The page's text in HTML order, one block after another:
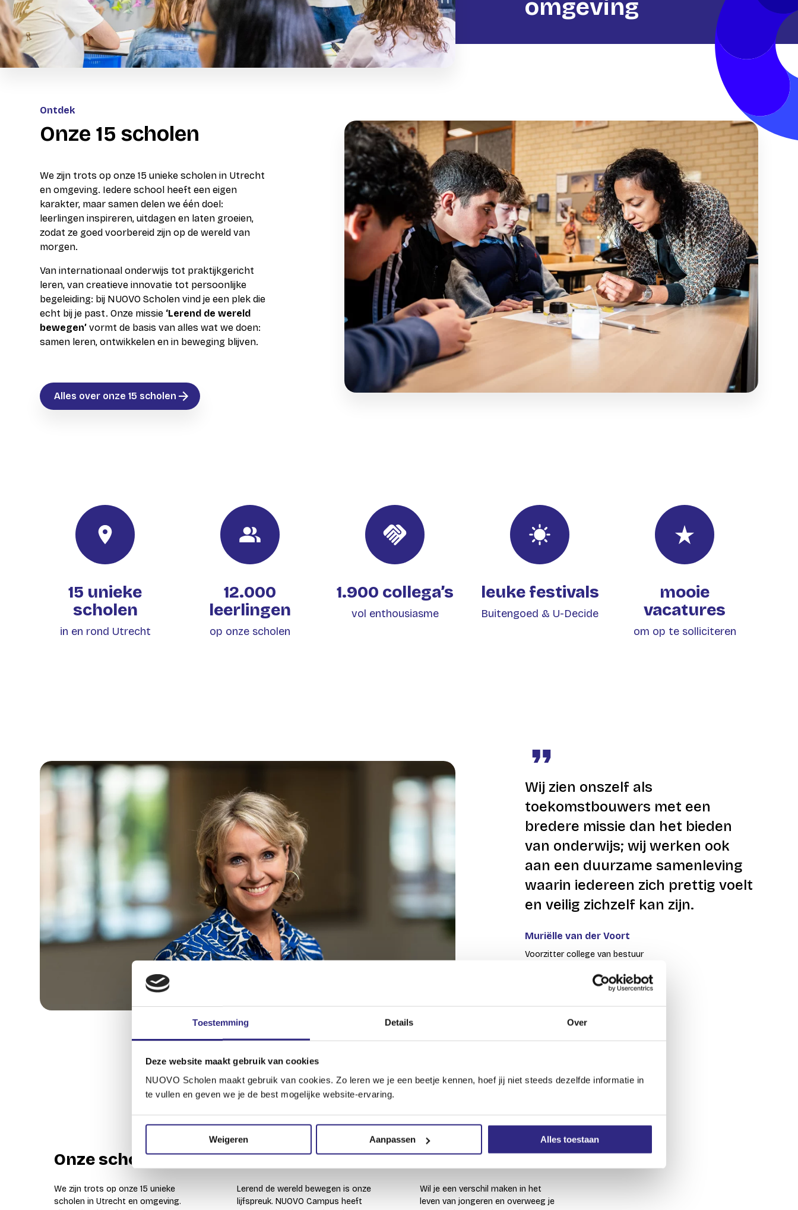
Toestemming Details Over
Deze website maakt gebruik van cookies
NUOVO Scholen maakt gebruik van cookies. Zo leren we je een beetje kennen, hoef jij niet steeds dezelfde informatie in
te vullen en geven we je de best mogelijke website-ervaring.
Weigeren Aanpassen Alles toestaan
Internationaal onderwijs
Onderwijs aan anderstaligen
Leidsche Rijn College
MPower
NXT Maarsbergen
Openbaar Lyceum Zeist
School aan de Singel
UniC
VOLT!
Nieuwjaarsbijeenkomst
Inclusiviteit
Each One Teach One (EOTO)
omgeving
Ontdek
Onze 15 scholen
We zijn trots op onze 15 unieke scholen in Utrecht
en omgeving. Iedere school heeft een eigen
karakter, maar samen delen we één doel:
leerlingen inspireren, uitdagen en laten groeien,
zodat ze goed voorbereid zijn op de wereld van
morgen.
Van internationaal onderwijs tot praktijkgericht
leren, van creatieve innovatie tot persoonlijke
begeleiding: bij NUOVO Scholen vind je een plek die
echt bij je past. Onze missie ‘Lerend de wereld
bewegen’ vormt de basis van alles wat we doen:
samen leren, ontwikkelen en in beweging blijven.
Alles over onze 15 scholen
15 unieke
scholen
in en rond Utrecht
12.000
leerlingen
op onze scholen
1.900 collega’s
vol enthousiasme
leuke festivals
Buitengoed & U-Decide
mooie
vacatures
om op te solliciteren
Wij zien onszelf als
toekomstbouwers met een
bredere missie dan het bieden
van onderwijs; wij werken ook
aan een duurzame samenleving
waarin iedereen zich prettig voelt
en veilig zichzelf kan zijn.
Muriëlle van der Voort
Voorzitter college van bestuur
Onze scholen
We zijn trots op onze 15 unieke
scholen in Utrecht en omgeving.
NUOVO Campus
Lerend de wereld bewegen is onze
lijfspreuk. NUOVO Campus heeft
Werken bij
Wil je een verschil maken in het
leven van jongeren en overweeg je